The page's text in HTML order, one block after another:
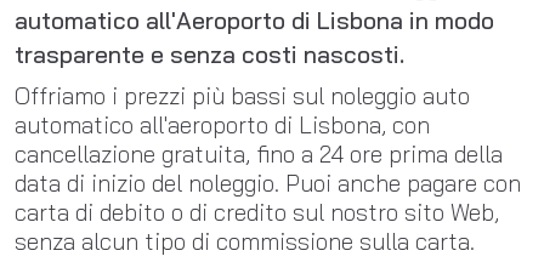
automatico all'Aeroporto di Lisbona in modo
trasparente e senza costi nascosti.
Offriamo i prezzi più bassi sul noleggio auto
automatico all'aeroporto di Lisbona, con
cancellazione gratuita, fino a 24 ore prima della
data di inizio del noleggio. Puoi anche pagare con
carta di debito o di credito sul nostro sito Web,
senza alcun tipo di commissione sulla carta.